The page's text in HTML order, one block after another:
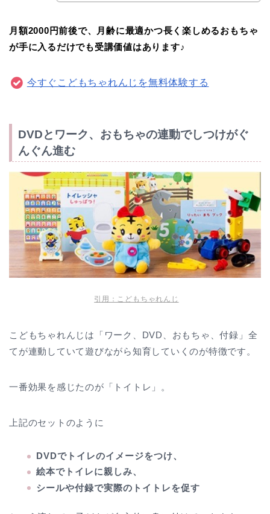
月額2000円前後で、月齢に最適かつ長く楽しめるおもちゃ
が手に入るだけでも受講価値はあります♪
今すぐこどもちゃれんじを無料体験する
DVDとワーク、おもちゃの連動でしつけがぐ
んぐん進む
引用：こどもちゃれんじ
こどもちゃれんじは「ワーク、DVD、おもちゃ、付録」全
てが連動していて遊びながら知育していくのが特徴です。
一番効果を感じたのが「トイトレ」。
上記のセットのように
DVDでトイレのイメージをつけ、
絵本でトイレに親しみ、
シールや付録で実際のトイトレを促す